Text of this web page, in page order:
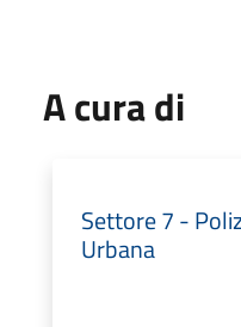
A cura di
Settore 7 -
Urbana